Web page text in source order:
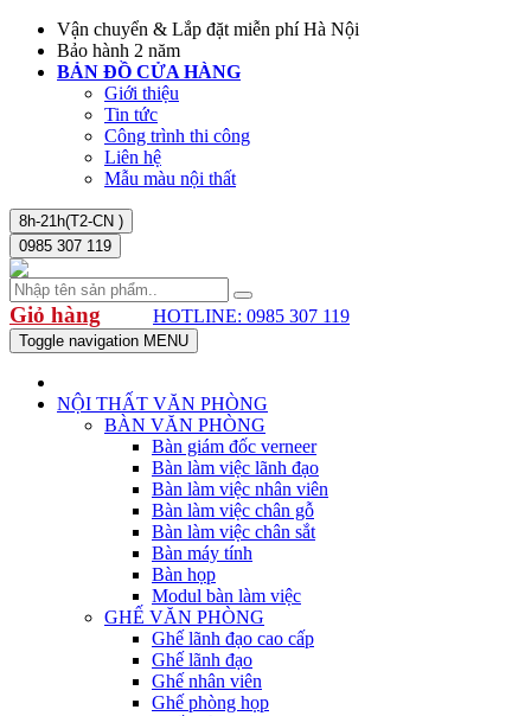
Vận chuyển & Lắp đặt miễn phí Hà Nội
Bảo hành 2 năm
BẢN ĐỒ CỬA HÀNG
Giới thiệu
Tin tức
Công trình thi công
Liên hệ
Mẫu màu nội thất
8h-21h(T2-CN )
0985 307 119
Giỏ hàng HOTLINE: 0985 307 119
Toggle navigation MENU
NỘI THẤT VĂN PHÒNG
BÀN VĂN PHÒNG
Bàn giám đốc verneer
Bàn làm việc lãnh đạo
Bàn làm việc nhân viên
Bàn làm việc chân gỗ
Bàn làm việc chân sắt
Bàn máy tính
Bàn họp
Modul bàn làm việc
GHẾ VĂN PHÒNG
Ghế lãnh đạo cao cấp
Ghế lãnh đạo
Ghế nhân viên
Ghế phòng họp